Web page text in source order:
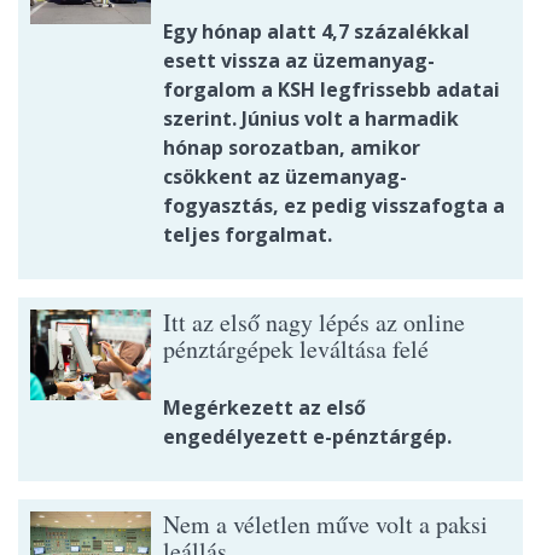
Egy hónap alatt 4,7 százalékkal
esett vissza az üzemanyag-
forgalom a KSH legfrissebb adatai
szerint. Június volt a harmadik
hónap sorozatban, amikor
csökkent az üzemanyag-
fogyasztás, ez pedig visszafogta a
teljes forgalmat.
Itt az első nagy lépés az online
pénztárgépek leváltása felé
Megérkezett az első
engedélyezett e-pénztárgép.
Nem a véletlen műve volt a paksi